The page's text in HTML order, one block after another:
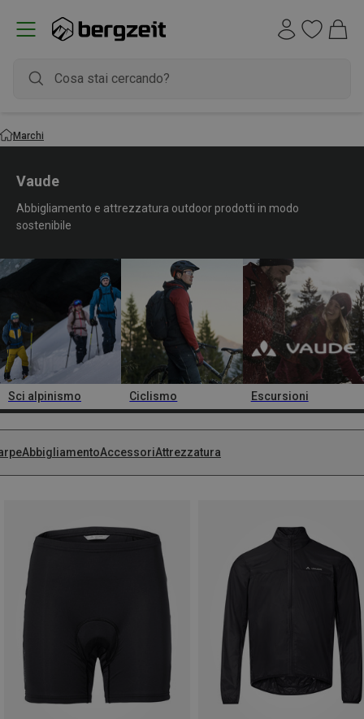
Marchi
Vaude
Abbigliamento e attrezzatura outdoor prodotti in modo
sostenibile
Sci alpinismo Ciclismo Escursioni
AbbigliamentoAccessoriAttrezzatura